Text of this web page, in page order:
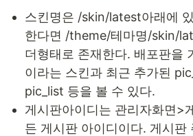
스킨명은 /skin/latest아래에
한다면 /theme/테마명/skin/
더형태로 존재한다. 배포판을
이라는 스킨과 최근 추가된
pic_list 등을 볼 수 있다.
게시판아이디는 관리자화면>
든 게시판 아이디이다. 게시판